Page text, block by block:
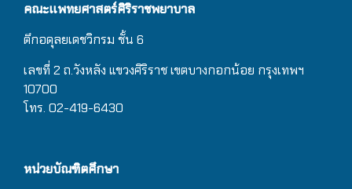
คณะแพทยศาสตร์ศิริราชพยาบาล
ตึกอดุลยเดชวิกรม ชั้น 6
เลขที่ 2 ถ.วังหลัง แขวงศิริราช เขตบางกอกน้อย กรุงเทพฯ
10700
โทร. 02-419-6430
หน่วยบัณฑิตศึกษา